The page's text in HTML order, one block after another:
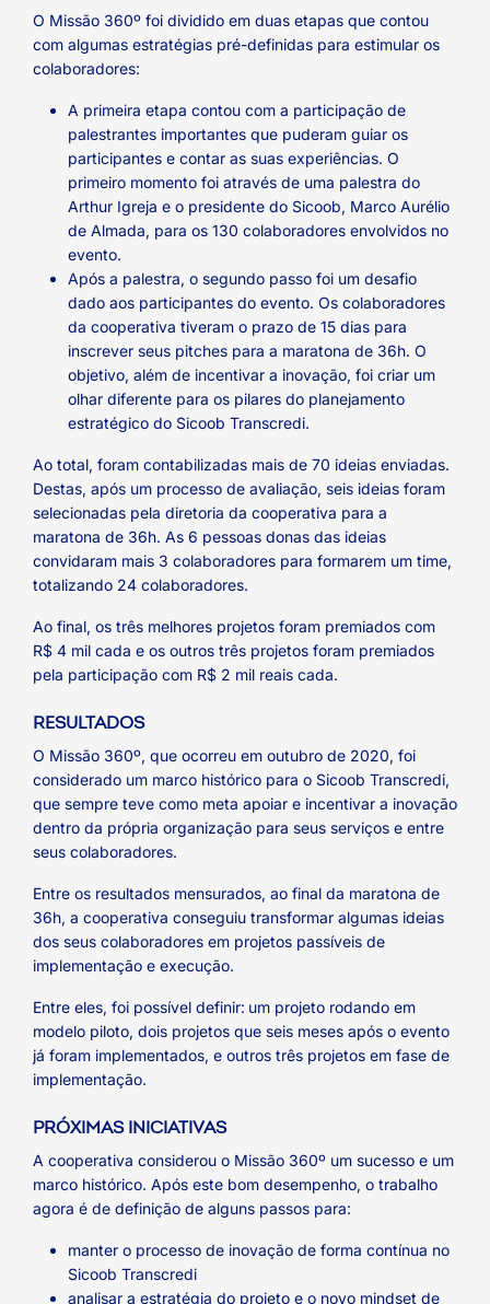
O Missão 360º foi dividido em duas etapas que contou
com algumas estratégias pré-definidas para estimular os
colaboradores:
A primeira etapa contou com a participação de
palestrantes importantes que puderam guiar os
participantes e contar as suas experiências. O
primeiro momento foi através de uma palestra do
Arthur Igreja e o presidente do Sicoob, Marco Aurélio
de Almada, para os 130 colaboradores envolvidos no
evento.
Após a palestra, o segundo passo foi um desafio
dado aos participantes do evento. Os colaboradores
da cooperativa tiveram o prazo de 15 dias para
inscrever seus pitches para a maratona de 36h. O
objetivo, além de incentivar a inovação, foi criar um
olhar diferente para os pilares do planejamento
estratégico do Sicoob Transcredi.
Ao total, foram contabilizadas mais de 70 ideias enviadas.
Destas, após um processo de avaliação, seis ideias foram
selecionadas pela diretoria da cooperativa para a
maratona de 36h. As 6 pessoas donas das ideias
convidaram mais 3 colaboradores para formarem um time,
totalizando 24 colaboradores.
Ao final, os três melhores projetos foram premiados com
R$ 4 mil cada e os outros três projetos foram premiados
pela participação com R$ 2 mil reais cada.
RESULTADOS
O Missão 360º, que ocorreu em outubro de 2020, foi
considerado um marco histórico para o Sicoob Transcredi,
que sempre teve como meta apoiar e incentivar a inovação
dentro da própria organização para seus serviços e entre
seus colaboradores.
Entre os resultados mensurados, ao final da maratona de
36h, a cooperativa conseguiu transformar algumas ideias
dos seus colaboradores em projetos passíveis de
implementação e execução.
Entre eles, foi possível definir: um projeto rodando em
modelo piloto, dois projetos que seis meses após o evento
já foram implementados, e outros três projetos em fase de
implementação.
PRÓXIMAS INICIATIVAS
A cooperativa considerou o Missão 360º um sucesso e um
marco histórico. Após este bom desempenho, o trabalho
agora é de definição de alguns passos para:
manter o processo de inovação de forma contínua no
Sicoob Transcredi
analisar a estratégia do projeto e o novo mindset de